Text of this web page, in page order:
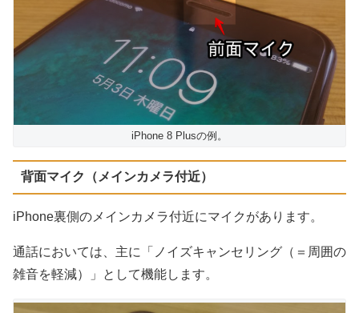
iPhone 8 Plusの例。
背面マイク（メインカメラ付近）
iPhone裏側のメインカメラ付近にマイクがあります。
通話においては、主に「ノイズキャンセリング（＝周囲の
雑音を軽減）」として機能します。